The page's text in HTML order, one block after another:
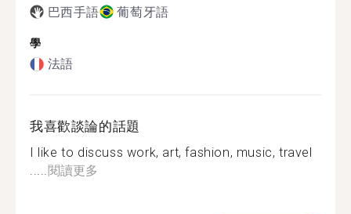
巴西手語 葡萄牙語
學
法語
我喜歡談論的話題
I like to discuss work, art, fashion, music, travel
.....閱讀更多